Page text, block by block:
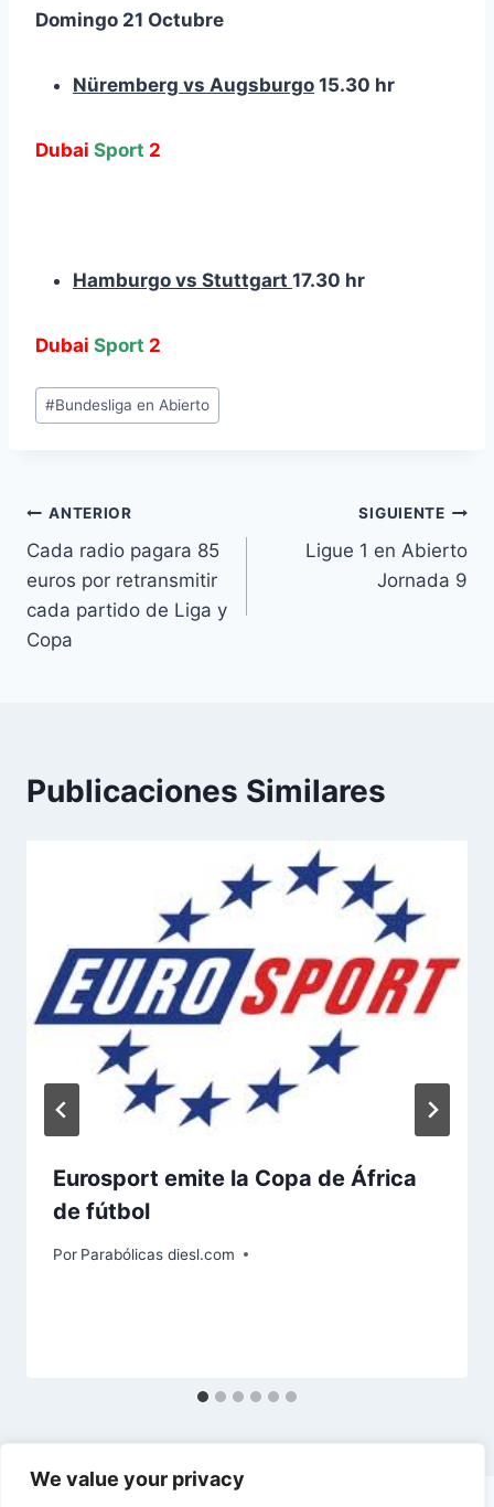
We value your privacy
Domingo 21 Octubre
Nüremberg vs Augsburgo 15.30 hr
Dubai Sport 2
Hamburgo vs Stuttgart 17.30 hr
Dubai Sport 2
Etiquetas
de
#Bundesliga en Abierto
Navegación
de
entradas
ANTERIOR
Cada radio pagara 85
euros por retransmitir
cada partido de Liga y
Copa
SIGUIENTE
Ligue 1 en Abierto
Jornada 9
Publicaciones Similares
Eurosport emite la Copa de África
de fútbol
Por Parabólicas diesl.com